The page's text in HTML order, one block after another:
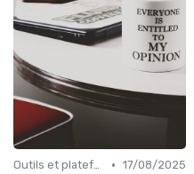
Outils et plateformes • 17/08/2025